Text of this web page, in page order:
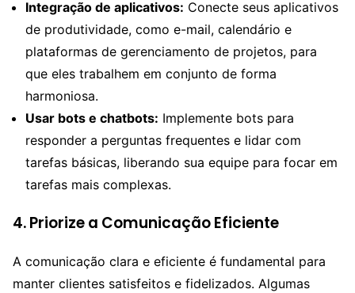
Integração de aplicativos: Conecte seus aplicativos
de produtividade, como e-mail, calendário e
plataformas de gerenciamento de projetos, para
que eles trabalhem em conjunto de forma
harmoniosa.
Usar bots e chatbots: Implemente bots para
responder a perguntas frequentes e lidar com
tarefas básicas, liberando sua equipe para focar em
tarefas mais complexas.
4.Priorize a Comunicação Eficiente
A comunicação clara e eficiente é fundamental para
manter clientes satisfeitos e fidelizados. Algumas